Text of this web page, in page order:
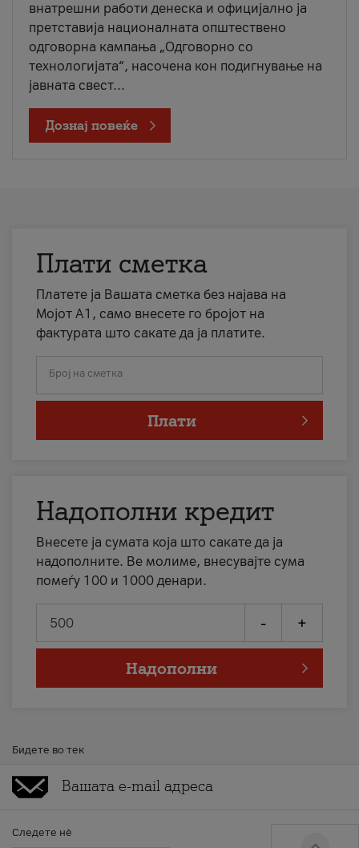
внатрешни работи денеска и официјално ја
претставија националната општествено
одговорна кампања „Одговорно со
технологијата“, насочена кон подигнување на
јавната свест...
Дознај повеќе
Плати сметка
Платете ја Вашата сметка без најава на
Мојот А1, само внесете го бројот на
фактурата што сакате да ја платите.
Број на сметка
Плати
Надополни кредит
Внесете ја сумата која што сакате да ја
надополните. Ве молиме, внесувајте сума
помеѓу 100 и 1000 денари.
- +
Надополни
Бидете во тек
Следете нè